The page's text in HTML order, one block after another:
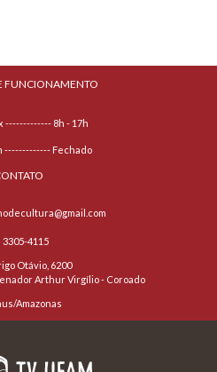
FUNCIONAMENTO
------------- 8h - 17h
------------- Fechado
3305-4115
Otávio, 6200
Arthur Virgílio - Coroado
Amazonas